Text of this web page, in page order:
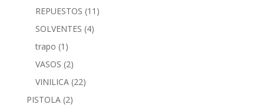
REPUESTOS (11)
SOLVENTES (4)
trapo (1)
VASOS (2)
VINILICA (22)
PISTOLA (2)